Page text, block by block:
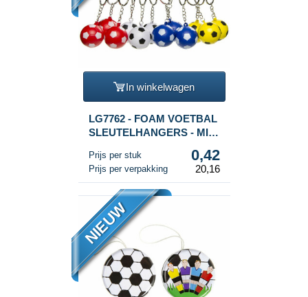
In winkelwagen
LG7762 - FOAM VOETBAL
SLEUTELHANGERS - MIX
Prijs per stuk 0,42
Prijs per verpakking 20,16
NIEUW